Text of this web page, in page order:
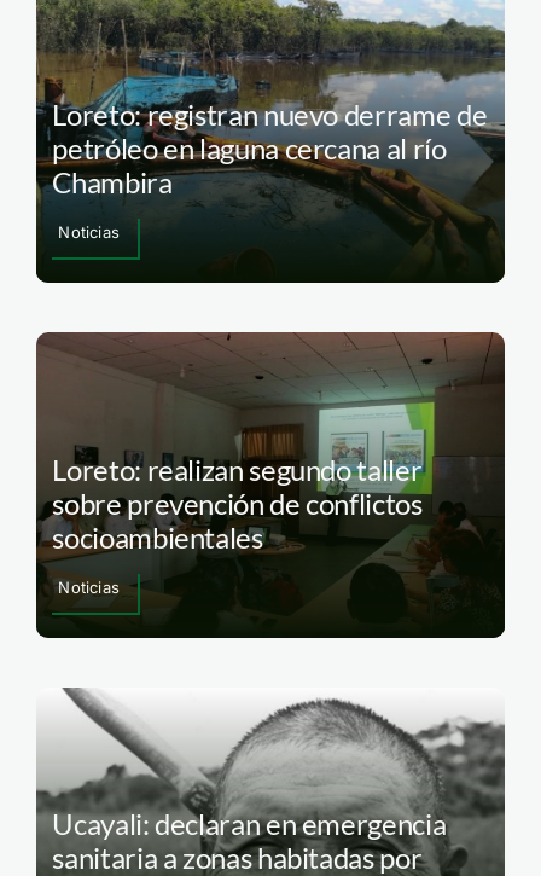
Loreto: registran nuevo derrame de
petróleo en laguna cercana al río
Chambira
Noticias
Loreto: realizan segundo taller
sobre prevención de conflictos
socioambientales
Noticias
Ucayali: declaran en emergencia
sanitaria a zonas habitadas por